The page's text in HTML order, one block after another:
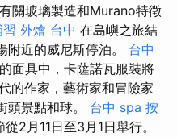
關玻璃製造和Murano特徵
外燴 台中 在島嶼之旅結
附近的威尼斯停泊。 台中
面具中，卡薩諾瓦服裝將
的作家，藝術家和冒險家
頭景點和球。 台中 spa 按
2月11日至3月1日舉行。